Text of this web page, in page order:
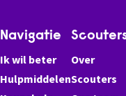
Navigatie
Ik wil beter
Hulpmiddelen
Over
Scouters